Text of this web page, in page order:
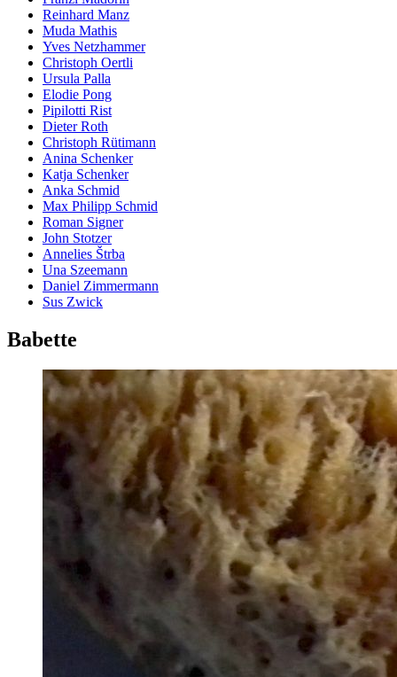
Reinhard Manz
Muda Mathis
Yves Netzhammer
Christoph Oertli
Ursula Palla
Elodie Pong
Pipilotti Rist
Dieter Roth
Christoph Rütimann
Anina Schenker
Katja Schenker
Anka Schmid
Max Philipp Schmid
Roman Signer
John Stotzer
Annelies Štrba
Una Szeemann
Daniel Zimmermann
Sus Zwick
Babette